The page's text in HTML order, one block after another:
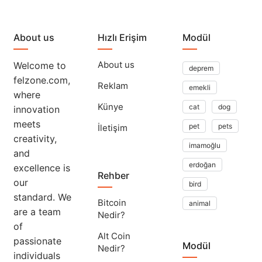
About us
Welcome to
felzone.com,
where
innovation
meets
creativity,
and
excellence is
our
standard. We
are a team
of
passionate
individuals
Hızlı Erişim
About us
Reklam
Künye
İletişim
Rehber
Bitcoin
Nedir?
Alt Coin
Nedir?
Modül
deprem
emekli
cat dog
pet pets
imamoğlu
erdoğan
bird
animal
Modül